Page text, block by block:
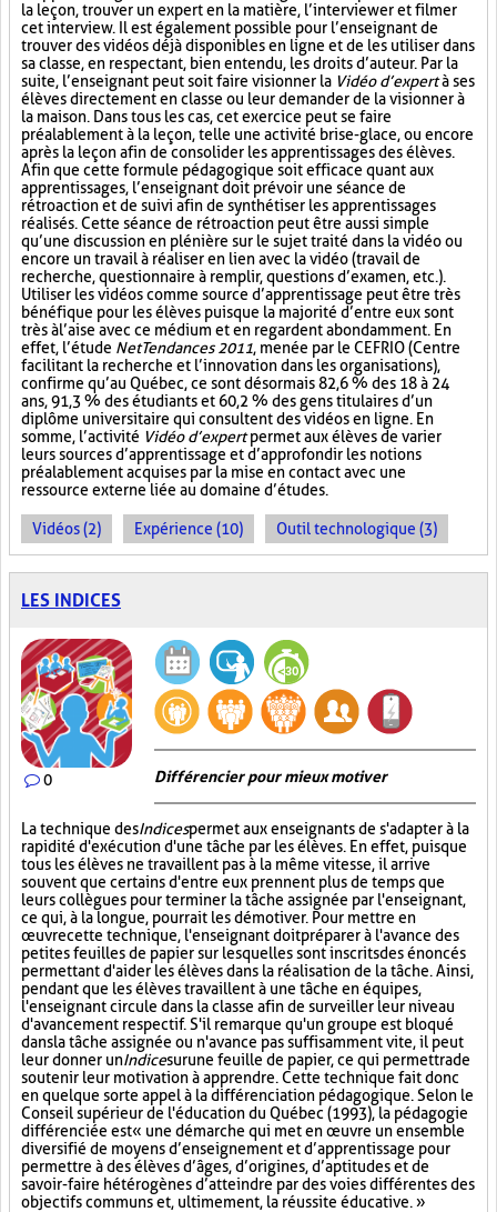
la leçon, trouver un expert en la matière, l’interviewer et filmer
cet interview. Il est également possible pour l’enseignant de
trouver des vidéos déjà disponibles en ligne et de les utiliser dans
sa classe, en respectant, bien entendu, les droits d’auteur. Par la
suite, l’enseignant peut soit faire visionner la Vidéo d’expertà ses
élèves directement en classe ou leur demander de la visionner à
la maison. Dans tous les cas, cet exercice peut se faire
préalablement à la leçon, telle une activité brise-glace, ou encore
après la leçon afin de consolider les apprentissages des élèves.
Afin que cette formule pédagogique soit efficace quant aux
apprentissages, l’enseignant doit prévoir une séance de
rétroaction et de suivi afin de synthétiser les apprentissages
réalisés. Cette séance de rétroaction peut être aussi simple
qu’une discussion en plénière sur le sujet traité dans la vidéo ou
encore un travail à réaliser en lien avec la vidéo (travail de
recherche, questionnaire à remplir, questions d’examen, etc.).
Utiliser les vidéos comme source d’apprentissage peut être très
bénéfique pour les élèves puisque la majorité d’entre eux sont
très à l’aise avec ce médium et en regardent abondamment. En
effet, l’étude NetTendances 2011, menée par le CEFRIO (Centre
facilitant la recherche et l’innovation dans les organisations),
confirme qu’au Québec, ce sont désormais 82,6 % des 18 à 24
ans, 91,3 % des étudiants et 60,2 % des gens titulaires d’un
diplôme universitaire qui consultent des vidéos en ligne. En
somme, l’activité Vidéo d’expertpermet aux élèves de varier
leurs sources d’apprentissage et d’approfondir les notions
préalablement acquises par la mise en contact avec une
ressource externe liée au domaine d’études.
Vidéos (2) Expérience (10) Outil technologique (3)
LES INDICES
0 Différencier pour mieux motiver
La technique desIndicespermet aux enseignants de s'adapter à la
rapidité d'exécution d'une tâche par les élèves. En effet, puisque
tous les élèves ne travaillent pas à la même vitesse, il arrive
souvent que certains d'entre eux prennent plus de temps que
leurs collègues pour terminer la tâche assignée par l'enseignant,
ce qui, à la longue, pourrait les démotiver. Pour mettre en
œuvre cette technique, l'enseignant doit préparer à l'avance des
petites feuilles de papier sur lesquelles sont inscrits des énoncés
permettant d'aider les élèves dans la réalisation de la tâche. Ainsi,
pendant que les élèves travaillent à une tâche en équipes,
l'enseignant circule dans la classe afin de surveiller leur niveau
d'avancement respectif. S'il remarque qu'un groupe est bloqué
dans la tâche assignée ou n'avance pas suffisamment vite, il peut
leur donner unIndicesurune feuille de papier, ce qui permettra de
soutenir leur motivation à apprendre. Cette technique fait donc
en quelque sorte appel à la différenciation pédagogique. Selon le
Conseil supérieur de l'éducation du Québec (1993), la pédagogie
différenciée est « une démarche qui met en œuvre un ensemble
diversifié de moyens d’enseignement et d’apprentissage pour
permettre à des élèves d’âges, d’origines, d’aptitudes et de
savoir-faire hétérogènes d’atteindre par des voies différentes des
objectifs communs et, ultimement, la réussite éducative. »